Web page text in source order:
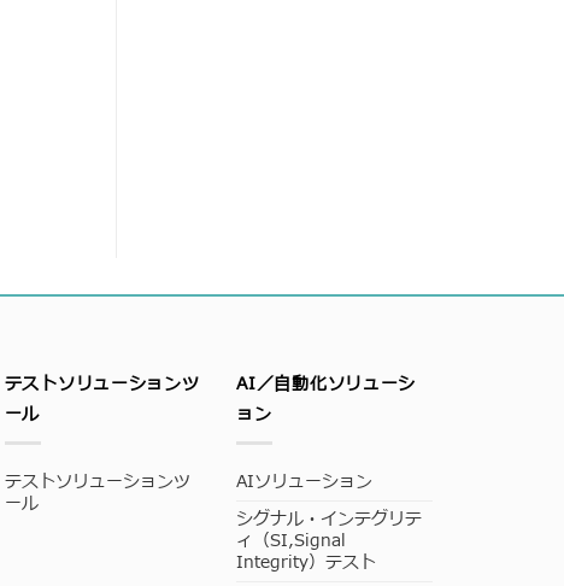
テストソリューションツ
ール
テストソリューションツ
ール
AI／自動化ソリューシ
ョン
AIソリューション
シグナル・インテグリテ
ィ（SI,Signal
Integrity）テスト